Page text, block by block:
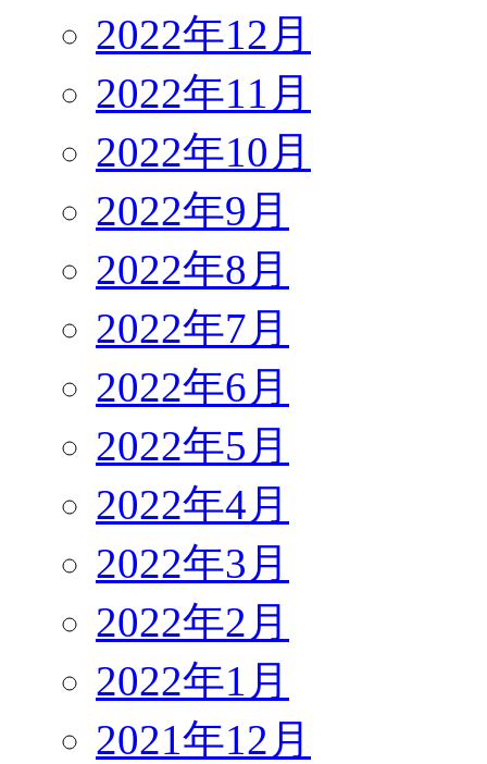
2022年12月
2022年11月
2022年10月
2022年9月
2022年8月
2022年7月
2022年6月
2022年5月
2022年4月
2022年3月
2022年2月
2022年1月
2021年12月